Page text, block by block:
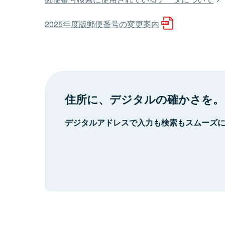
2025年度版郵便番号の変更案内
住所に、デジタルの確かさを。
デジタルアドレスで入力も検索もスムーズ